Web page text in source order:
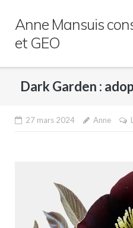
Anne Mansuis
et GEO
Dark Garden :
27 mars 2024 Anne